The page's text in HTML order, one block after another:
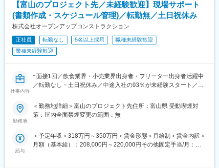
※その間は別店舗の社員がヘルプでくるのでしっかりお休みを取得
ができます。
■企業説明動画：https://youtu.be/9iixii7o7rI
変更の範囲：会社の定める業務
(４)増毛施術（編み込み・結着など）
(５)施術内容・ご要望のデータ入力
※1日あたりの担当数：3～5名
■働きやすい環境
◎産休・育休取得率100％
・美容師の仕事は好きだが、今の働き方に不安を感じている方
・結婚や出産など、ライフイベントと仕事を両立したい方
・お客様一人ひとりと、丁寧に向き合いたい方
■研修制度
入社後は企業・事業理解の基礎研修にくわえ、半年間で3回ほど本
【富山のプロジェクト先／未経験歓迎】現場サポート
(書類作成・スケジュール管理)／転勤無／土日祝休み
株式会社オープンアップコンストラクション
正社員 転勤なし 5名以上採用
職種未経験歓迎
業種未経験歓迎
仕事内容
~面接1回／飲食業界・小売業界出身者・フリーター出身者活躍中
／転勤なし・土日祝休み／中途入社の93％が未経験スタート／座
ンでサポート~
考えます！
〇堅苦しい志望動機は不要です！
勤務地
＜勤務地詳細＞富山のプロジェクト先住所：富山県 受動喫煙対
策：屋内全面禁煙変更の範囲：無
給与
＜予定年収＞318万円～350万円＜賃金形態＞月給制＜賃金内訳＞
月額（基本給）：208,000円～220,000円その他固定手当/月：